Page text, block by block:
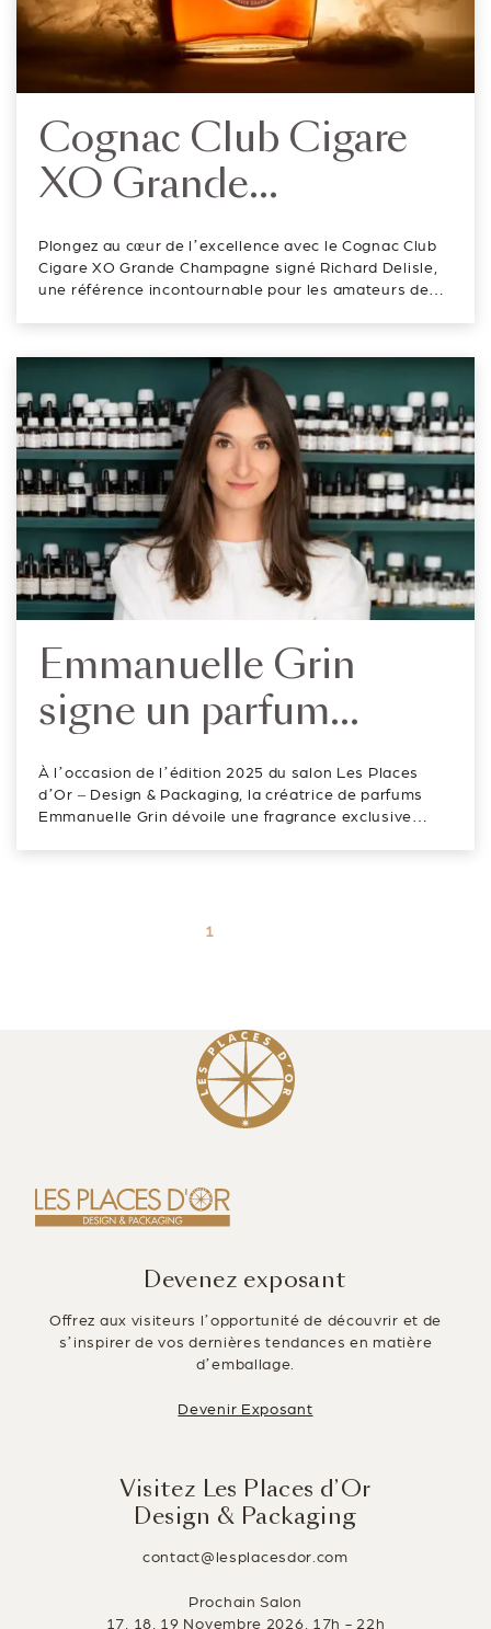
Cognac Club Cigare
XO Grande
Champagne :
l’élégance
intemporelle signée
Richard Delisle
Plongez au cœur de l’excellence avec le Cognac Club
Cigare XO Grande Champagne signé Richard Delisle,
une référence incontournable pour les amateurs de
révèle dès le premier regar...
Emmanuelle Grin
signe un parfum
exclusif pour Les
Places d’Or – Design &
Packaging
À l’occasion de l’édition 2025 du salon Les Places
d’Or – Design & Packaging, la créatrice de parfums
Emmanuelle Grin dévoile une fragrance exclusive
1
Devenez exposant
Offrez aux visiteurs l’opportunité de découvrir et de
s’inspirer de vos dernières tendances en matière
d’emballage.
Devenir Exposant
Visitez Les Places d’Or
Design & Packaging
contact@lesplacesdor.com
Prochain Salon
17, 18, 19 Novembre 2026, 17h - 22h